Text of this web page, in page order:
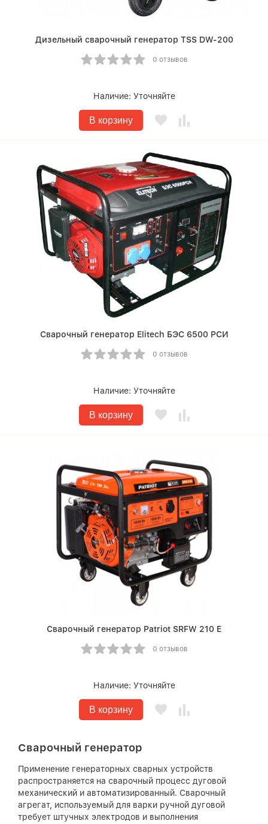
Дизельный сварочный генератор TSS DW-200
0 отзывов
Наличие: Уточняйте
В корзину
Сварочный генератор Elitech БЭС 6500 РСИ
0 отзывов
Наличие: Уточняйте
В корзину
Сварочный генератор Patriot SRFW 210 E
0 отзывов
Наличие: Уточняйте
В корзину
Сварочный генератор
Применение генераторных сварных устройств
распространяется на сварочный процесс дуговой
механический и автоматизированный. Сварочный
агрегат, используемый для варки ручной дуговой
требует штучных электродов и выполнения